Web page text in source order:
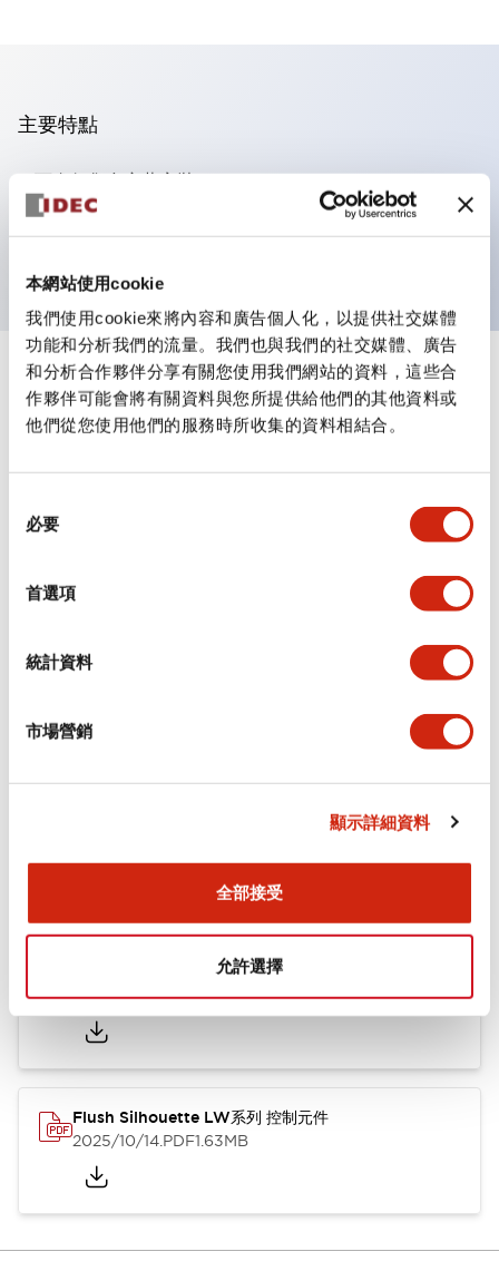
本網站使用cookie
我們使用cookie來將內容和廣告個人化，以提供社交媒體
功能和分析我們的流量。我們也與我們的社交媒體、廣告
和分析合作夥伴分享有關您使用我們網站的資料，這些合
作夥伴可能會將有關資料與您所提供給他們的其他資料或
他們從您使用他們的服務時所收集的資料相結合。
必要
首選項
統計資料
市場營銷
顯示詳細資料
全部接受
允許選擇
主要特點
可進行集合密著安裝
附鎖選擇開關採用高安全性的彈子鎖結構
規格 顯示全部
審美規範
安裝和安裝規範
認證與標準
Flush Silhouette LW系列 控制元件 (英文版)
2025/09/19.PDF1.23MB
Flush Silhouette LW系列 控制元件
2025/10/14.PDF1.63MB